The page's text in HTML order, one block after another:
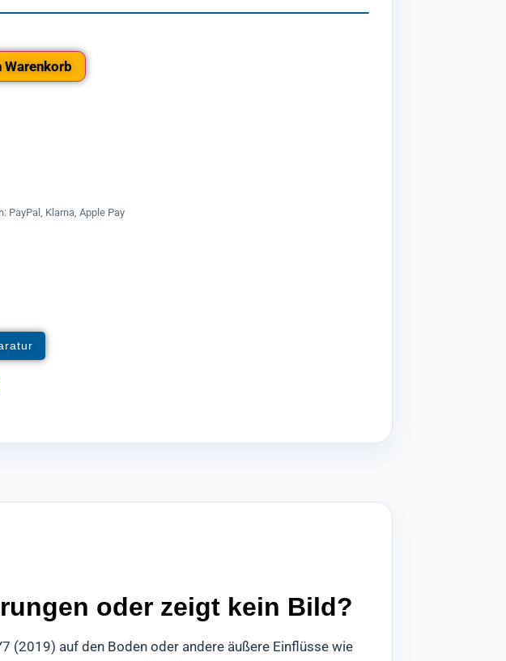
Warenkorb
PayPal, Klarna, Apple Pay
oder zeigt kein Bild?
(2019) auf den Boden oder andere äußere Einflüsse wie